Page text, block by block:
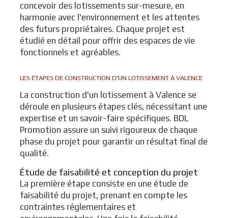
concevoir des lotissements sur-mesure, en
harmonie avec l'environnement et les attentes
des futurs propriétaires. Chaque projet est
étudié en détail pour offrir des espaces de vie
fonctionnels et agréables.
LES ÉTAPES DE CONSTRUCTION D'UN LOTISSEMENT À VALENCE
La construction d'un lotissement à Valence se
déroule en plusieurs étapes clés, nécessitant une
expertise et un savoir-faire spécifiques. BDL
Promotion assure un suivi rigoureux de chaque
phase du projet pour garantir un résultat final de
qualité.
Étude de faisabilité et conception du projet
La première étape consiste en une étude de
faisabilité du projet, prenant en compte les
contraintes réglementaires et